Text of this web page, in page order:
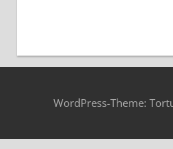
WordPress-Theme: